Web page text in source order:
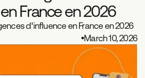
en Franceen2026
d'influence en France en 2026
March 10, 2026